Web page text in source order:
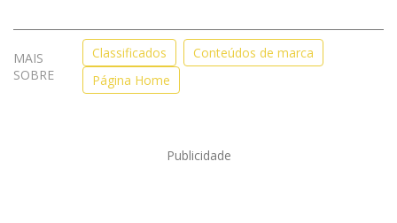
MAIS
SOBRE
Classificados
Conteúdos de marca
Página Home
Publicidade